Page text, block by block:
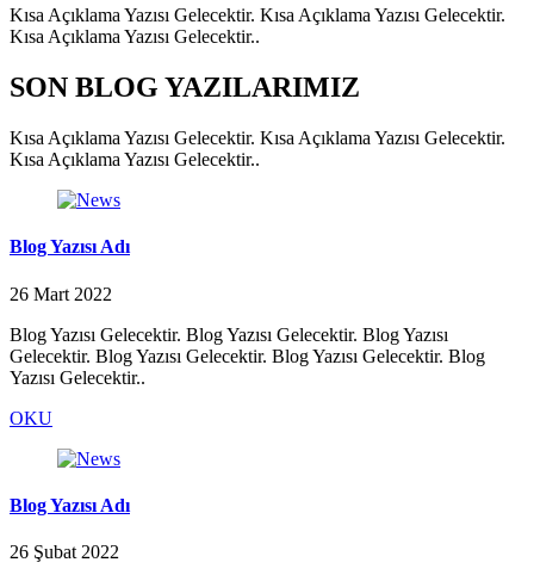
Kısa Açıklama Yazısı Gelecektir. Kısa Açıklama Yazısı Gelecektir.
Kısa Açıklama Yazısı Gelecektir..
SON BLOG YAZILARIMIZ
Kısa Açıklama Yazısı Gelecektir. Kısa Açıklama Yazısı Gelecektir.
Kısa Açıklama Yazısı Gelecektir..
Blog Yazısı Adı
26 Mart 2022
Blog Yazısı Gelecektir. Blog Yazısı Gelecektir. Blog Yazısı
Gelecektir. Blog Yazısı Gelecektir. Blog Yazısı Gelecektir. Blog
Yazısı Gelecektir..
OKU
Blog Yazısı Adı
26 Şubat 2022